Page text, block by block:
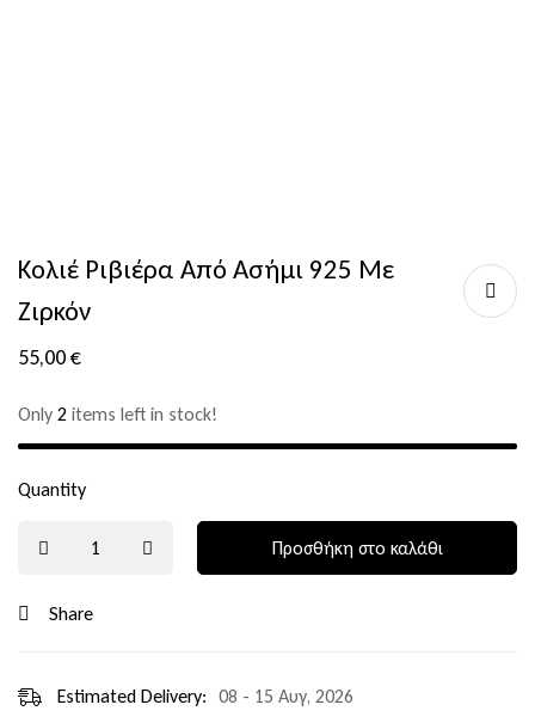
Κολιέ Ριβιέρα Από Ασήμι 925 Με
Ζιρκόν
55,00€
Only 2 items left in stock!
Quantity
Προσθήκη στο καλάθι
Share
Estimated Delivery: 08 - 15 Αυγ, 2026